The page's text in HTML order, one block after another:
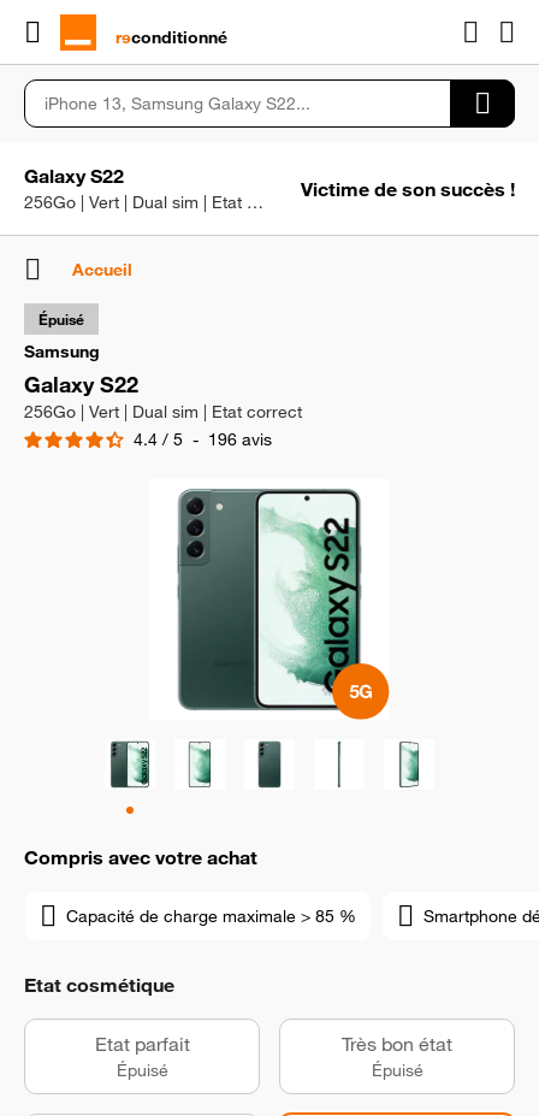
rɘconditionné
Galaxy S22
256Go | Vert | Dual sim | Etat correct
Victime de son succès !
Accueil
Samsung
Galaxy S22
256Go | Vert | Dual sim | Etat correct
4.4 / 5 - 196 avis
Épuisé
Compris avec votre achat
Capacité de charge maximale > 85 % Smartphone
Etat cosmétique
Etat parfait
Épuisé
Très bon état
Épuisé